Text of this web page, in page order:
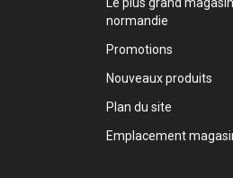
normandie
Promotions
Nouveaux produits
Plan du site
Emplacement